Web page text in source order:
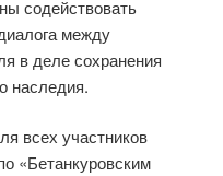
содействовать
между
в деле сохранения
наследия.
всех участников
«Бетанкуровским